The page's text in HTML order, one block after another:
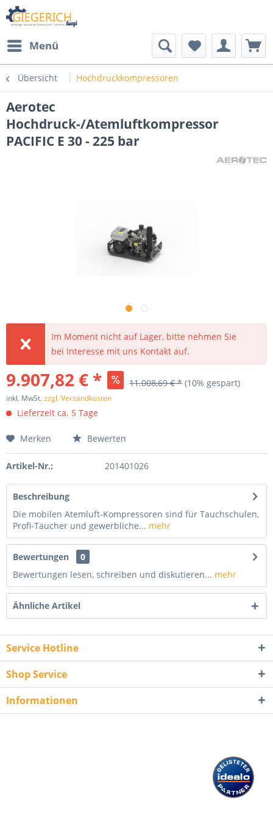
Menü
Übersicht Hochdruckkompressoren
Aerotec
Hochdruck-/Atemluftkompressor
PACIFIC E 30 - 225 bar
Im Moment nicht auf Lager, bitte nehmen Sie
bei Interesse mit uns Kontakt auf.
9.907,82 € * 11.008,69 € * (10% gespart)
inkl. MwSt.zzgl. Versandkosten
Lieferzeit ca. 5 Tage
Merken Bewerten
Artikel-Nr.: 201401026
Beschreibung
Die mobilen Atemluft-Kompressoren sind für Tauchschulen,
Profi-Taucher und gewerbliche... mehr
Bewertungen
0
Bewertungen lesen, schreiben und diskutieren... mehr
Ähnliche Artikel
Service Hotline
Shop Service
Informationen